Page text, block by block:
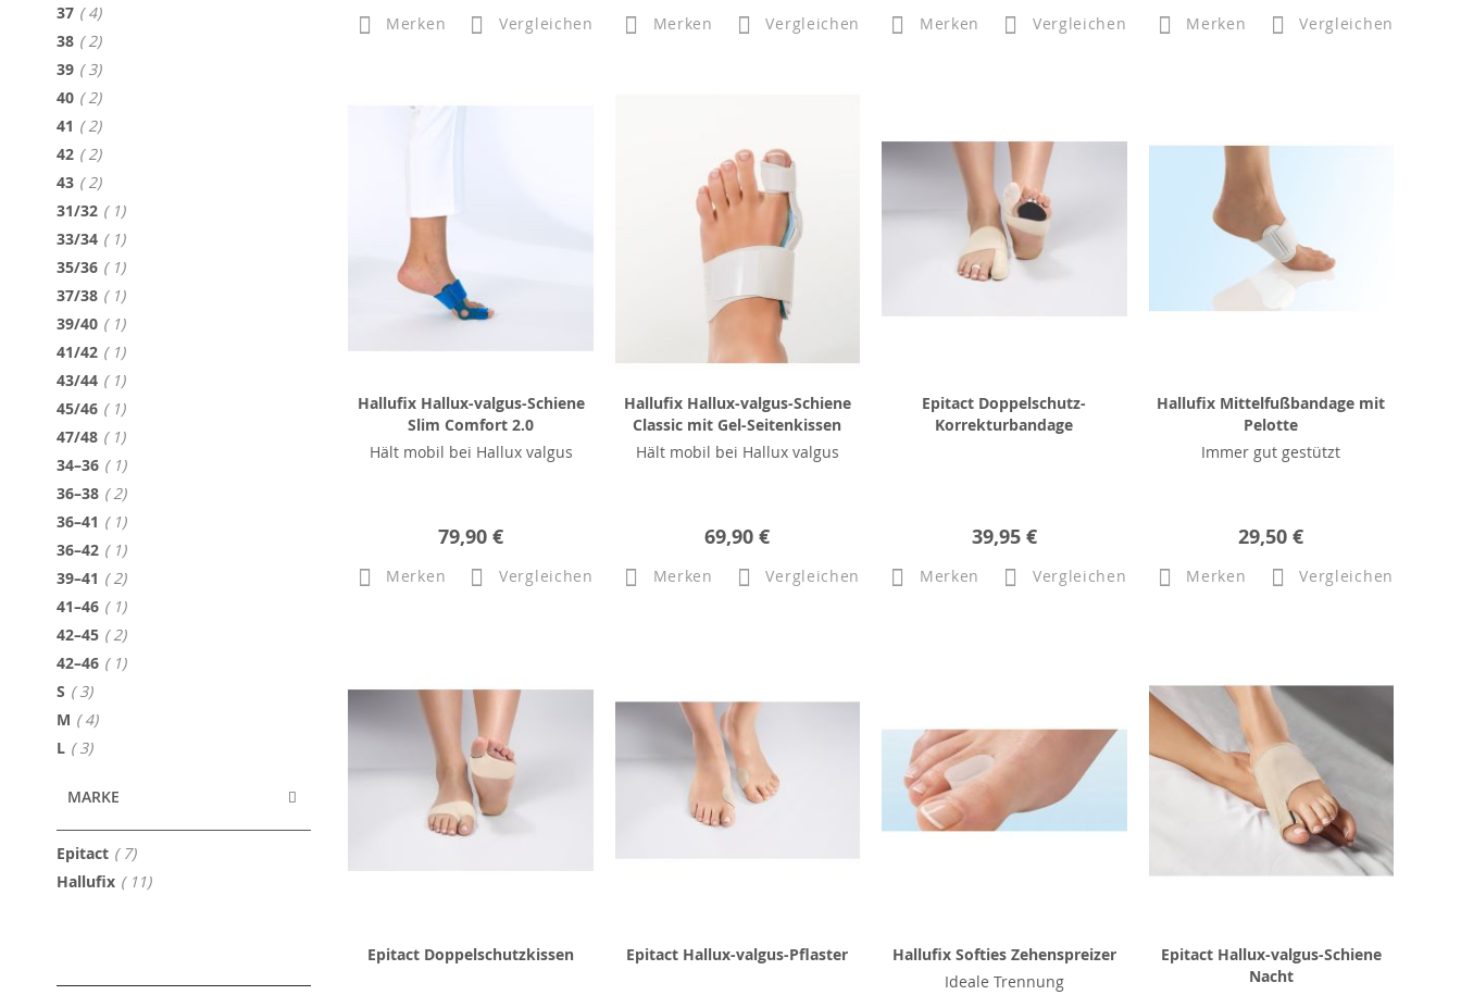
Merken Vergleichen Merken Vergleichen Merken Vergleichen Merken Vergleichen
Hallufix Hallux-valgus-Schiene
Slim Comfort 2.0
Hält mobil bei Hallux valgus
79,90 €
Merken Vergleichen
Hallufix Hallux-valgus-Schiene
Classic mit Gel-Seitenkissen
Hält mobil bei Hallux valgus
69,90 €
Merken Vergleichen
Epitact Doppelschutz-
Korrekturbandage
39,95 €
Merken Vergleichen
Hallufix Mittelfußbandage mit
Pelotte
Immer gut gestützt
29,50 €
Merken Vergleichen
Epitact Doppelschutzkissen Epitact Hallux-valgus-Pflaster
Hallufix Softies Zehenspreizer
Ideale Trennung
Epitact Hallux-valgus-Schiene
Nacht
37 4Artikel
38 2Artikel
39 3Artikel
40 2Artikel
41 2Artikel
42 2Artikel
43 2Artikel
31/32 1Artikel
33/34 1Artikel
35/36 1Artikel
37/38 1Artikel
39/40 1Artikel
41/42 1Artikel
43/44 1Artikel
45/46 1Artikel
47/48 1Artikel
34–36 1Artikel
36–38 2Artikel
36–41 1Artikel
36–42 1Artikel
39–41 2Artikel
41–46 1Artikel
42–45 2Artikel
42–46 1Artikel
S 3Artikel
M 4Artikel
L 3Artikel
MARKE
Epitact 7Artikel
Hallufix 11Artikel